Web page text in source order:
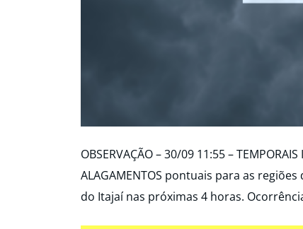
OBSERVAÇÃO – 30/09 11:55 –
ALAGAMENTOS pontuais para as
do Itajaí nas próximas 4 horas.